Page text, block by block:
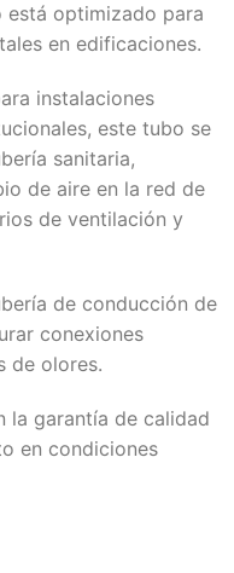
está optimizado para
en edificaciones.
instalaciones
este tubo se
sanitaria,
de aire en la red de
de ventilación y
de conducción de
conexiones
de olores.
la garantía de calidad
en condiciones